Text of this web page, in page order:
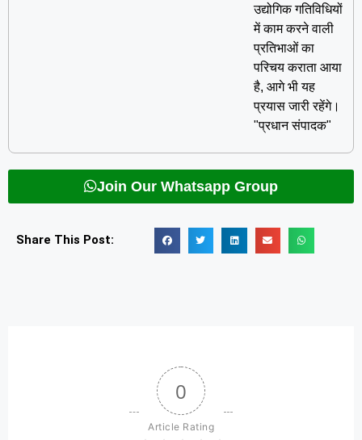
उद्योगिक गतिविधियों
में काम करने वाली
प्रतिभाओं का
परिचय कराता आया
है, आगे भी यह
प्रयास जारी रहेंगे।
"प्रधान संपादक"
Join Our Whatsapp Group
Share This Post:
0
Article Rating